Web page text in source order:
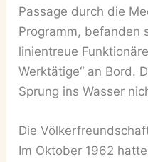
Passage durch die
Programm, befanden
linientreue
Werktätige“ an Bord.
Sprung ins Wasser
Die
Im Oktober 1962